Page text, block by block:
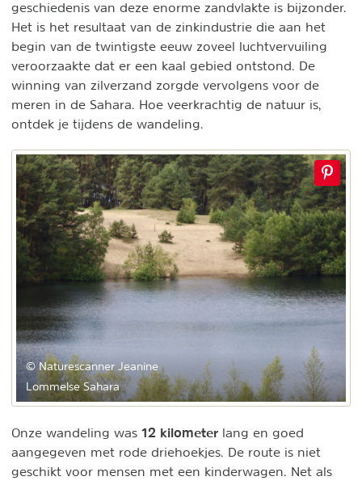
geschiedenis van deze enorme zandvlakte is bijzonder.
Het is het resultaat van de zinkindustrie die aan het
begin van de twintigste eeuw zoveel luchtvervuiling
veroorzaakte dat er een kaal gebied ontstond. De
winning van zilverzand zorgde vervolgens voor de
meren in de Sahara. Hoe veerkrachtig de natuur is,
ontdek je tijdens de wandeling.
© Naturescanner Jeanine
Lommelse Sahara
Onze wandeling was 12 kilometer lang en goed
aangegeven met rode driehoekjes. De route is niet
geschikt voor mensen met een kinderwagen. Net als